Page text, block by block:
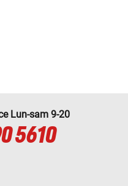
Lun-sam 9-20
5610